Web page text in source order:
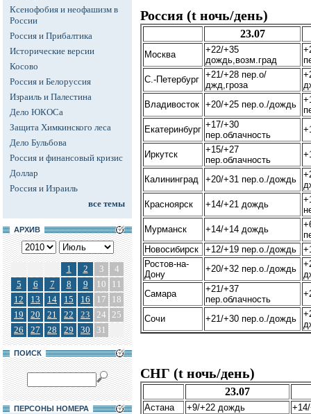
Ксенофобия и неофашизм в
России
Россия и Прибалтика
Исторические версии
Косово
Россия и Белоруссия
Израиль и Палестина
Дело ЮКОСа
Защита Химкинского леса
Дело Бульбова
Россия и финансовый кризис
Доллар
Россия и Израиль
все темы
АРХИВ
1 2 3
4
5
6 7 8 9 10
11
12
13 14 15 16 17
18
19
20 21 22 23 24 25
26
27 28 29 30 31
ПОИСК
ПЕРСОНЫ НОМЕРА
Россия (t ночь/день)
23.07
Москва
+22/+35
дождь,возм.град
С.-Петербург +21/+28 пер.о/
джд,гроза
Владивосток +20/+25 пер.о./дождь
Екатеринбург +17/+30
пер.облачность
Иркутск
+15/+27
пер.облачность
Калининград +20/+31 пер.о./дождь
Красноярск
+14/+21 дождь
Мурманск
+14/+14 дождь
Новосибирск
+12/+19 пер.о./дождь
Ростов-на-
Дону
+20/+32 пер.о./дождь
Самара
+21/+37
пер.облачность
Сочи +21/+30 пер.о./дождь
СНГ (t ночь/день)
23.07
Астана +9/+22 дождь